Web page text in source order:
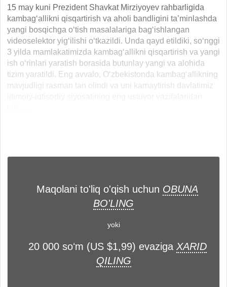
15 may kuni Prezident Shavkat Mirziyoyev rahbarligida
kambag‘allikni qisqartirish va aholi bandligini ta’minlashda
yangi bosqichga o‘tish masalalariga bag‘ishlangan
videoselektor yig‘ilishi o‘tkazildi. Unda qayd etildiki, so‘nggi
3 yilda mamlakatimizda kambag‘allikni qisqartirish va yangi
ish o‘rinlari yaratish borasida butunlay yangi va alohida
tizim yaratildi. Eng avvalo, O‘zbekistonda kambag‘allikning
mavjudligi rasman tan olindi va uni kamaytirish davlatimiz
Maqolani to'liq o'qish uchun OBUNA
BO'LING
yoki
20 000 soʻm (US $1,99) evaziga XARID
QILING